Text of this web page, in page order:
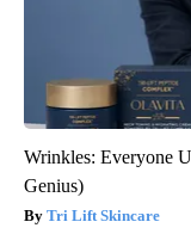
Wrinkles: Everyone
Genius)
Tri Lift Skincare